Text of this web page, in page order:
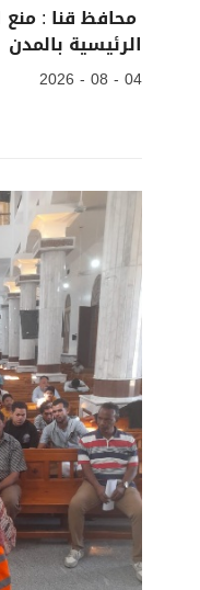
محافظ قنا :
الرئيسية بالمدن
04 - 08 - 2026